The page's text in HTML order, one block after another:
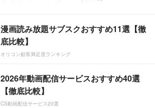
漫画読み放題サブスクおすすめ11選【徹
底比較】
オリコン顧客満足度ランキング
2026年動画配信サービスおすすめ40選
【徹底比較】
CS動画配信サービス20選